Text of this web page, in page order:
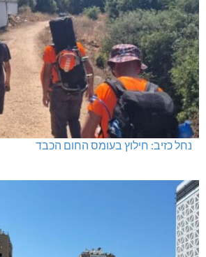
נחל כזיב: חילוץ בעומס החום הכבד